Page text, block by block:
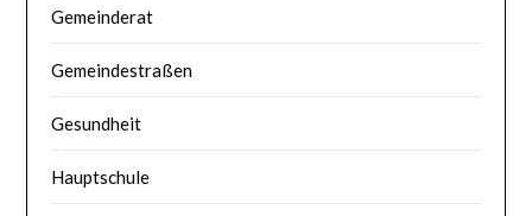
Gemeinderat
Gemeindestraßen
Gesundheit
Hauptschule